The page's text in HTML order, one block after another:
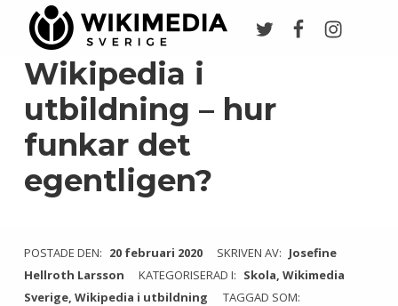
Wikipedia i
utbildning – hur
funkar det
egentligen?
POSTADE DEN: 20 februari 2020 SKRIVEN AV: Josefine
Hellroth Larsson
KATEGORISERAD I: Skola, Wikimedia
Sverige, Wikipedia i utbildning
TAGGAD SOM: